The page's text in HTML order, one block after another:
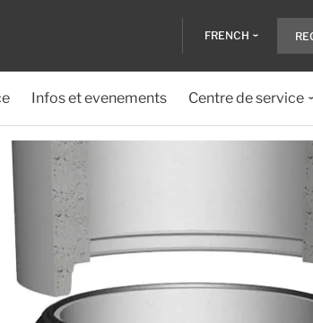
FRENCH
Infos et evenements Centre de service